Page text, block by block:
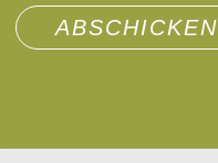
ABSCHICKEN